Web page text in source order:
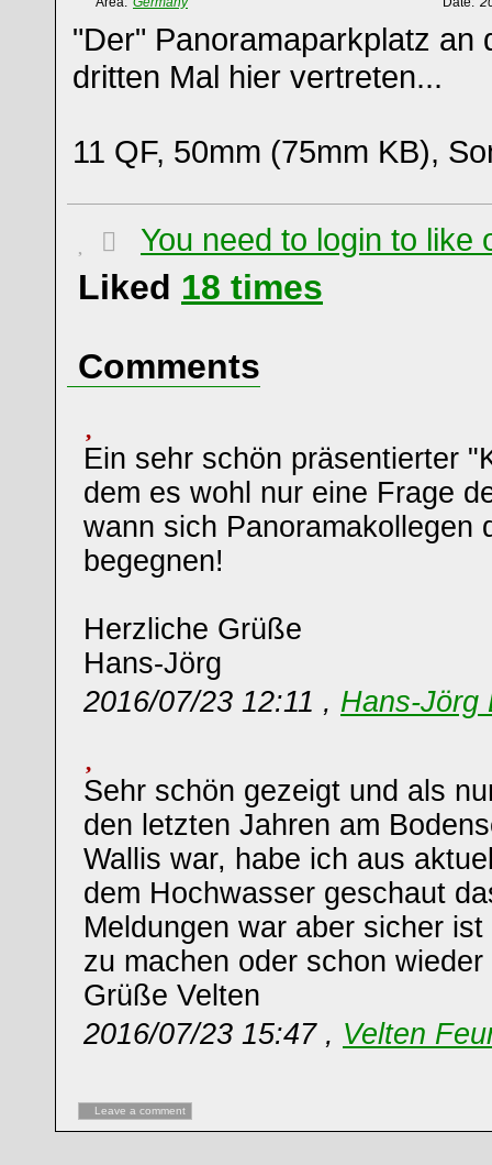
"Der" Panoramaparkplatz an
dritten Mal hier vertreten...
11 QF, 50mm (75mm KB),
You need to login to like
Liked 18 times
Comments
Ein sehr schön präsentierter
dem es wohl nur eine Frage
wann sich Panoramakollegen
begegnen!
Herzliche Grüße
Hans-Jörg
2016/07/23 12:11 , Hans-Jörg
Sehr schön gezeigt und als
den letzten Jahren am
Wallis war, habe ich aus
dem Hochwasser geschaut
Meldungen war aber sicher
zu machen oder schon
Grüße Velten
2016/07/23 15:47 , Velten
Leave a comment